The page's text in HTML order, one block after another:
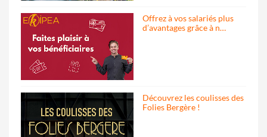
Offrez à vos salariés plus
d’avantages grâce à n…
Découvrez les coulisses des
Folies Bergère !